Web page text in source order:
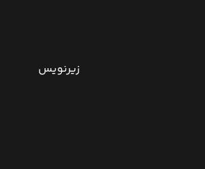
زیرنویس